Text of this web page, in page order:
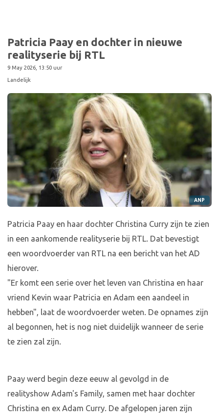
Patricia Paay en dochter in nieuwe
realityserie bij RTL
9 May 2026, 13:50 uur
Landelijk
ANP
Patricia Paay en haar dochter Christina Curry zijn te zien
in een aankomende realityserie bij RTL. Dat bevestigt
een woordvoerder van RTL na een bericht van het AD
hierover.
"Er komt een serie over het leven van Christina en haar
vriend Kevin waar Patricia en Adam een aandeel in
hebben", laat de woordvoerder weten. De opnames zijn
al begonnen, het is nog niet duidelijk wanneer de serie
te zien zal zijn.
Paay werd begin deze eeuw al gevolgd in de
realityshow Adam's Family, samen met haar dochter
Christina en ex Adam Curry. De afgelopen jaren zijn